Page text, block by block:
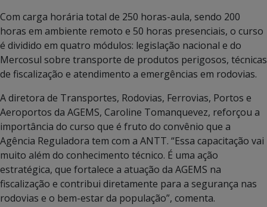
Com carga horária total de 250 horas-aula, sendo 200
horas em ambiente remoto e 50 horas presenciais, o curso
é dividido em quatro módulos: legislação nacional e do
Mercosul sobre transporte de produtos perigosos, técnicas
de fiscalização e atendimento a emergências em rodovias.
A diretora de Transportes, Rodovias, Ferrovias, Portos e
Aeroportos da AGEMS, Caroline Tomanquevez, reforçou a
importância do curso que é fruto do convênio que a
Agência Reguladora tem com a ANTT. “Essa capacitação vai
muito além do conhecimento técnico. É uma ação
estratégica, que fortalece a atuação da AGEMS na
fiscalização e contribui diretamente para a segurança nas
rodovias e o bem-estar da população”, comenta.